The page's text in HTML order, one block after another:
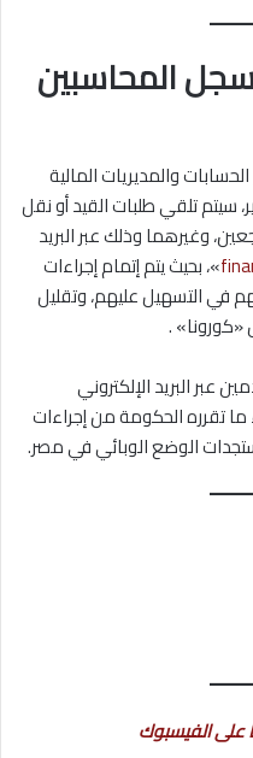
المحاسبين
والمديريات المالية
سيتم تلقي طلبات القيد أو نقل
وغيرهما وذلك عبر البريد
»، بحيث يتم إتمام إجراءات
في التسهيل عليهم، وتقليل
.
عبر البريد الإلكتروني
تقرره الحكومة من إجراءات
الوضع الوبائي في مصر.
على الفيسبوك